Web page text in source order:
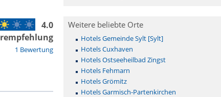
1 Bewertung
4.0
Weitere beliebte Orte
Hotels Gemeinde Sylt [Sylt]
Hotels Cuxhaven
Hotels Ostseeheilbad Zingst
Hotels Fehmarn
Hotels Grömitz
Hotels Garmisch-Partenkirchen